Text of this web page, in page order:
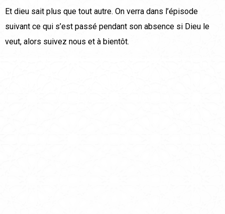
Et dieu sait plus que tout autre. On verra dans l’épisode
suivant ce qui s’est passé pendant son absence si Dieu le
veut, alors suivez nous et à bientôt.